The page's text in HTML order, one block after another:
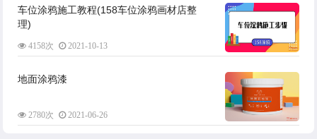
车位涂鸦施工教程(158车位涂鸦画材店整
理)
4158次 2021-10-13
地面涂鸦漆
2780次 2021-06-26